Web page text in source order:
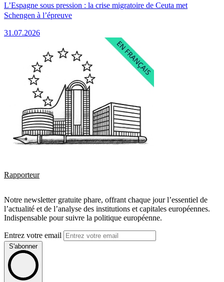
L’Espagne sous pression : la crise migratoire de Ceuta met
Schengen à l’épreuve
31.07.2026
Rapporteur
Notre newsletter gratuite phare, offrant chaque jour l’essentiel de
l’actualité et de l’analyse des institutions et capitales européennes.
Indispensable pour suivre la politique européenne.
Entrez votre email
S'abonner